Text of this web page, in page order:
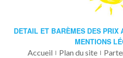
DETAIL ET BARÈMES DES PRIX
MENTIONS
Accueil Plan du site